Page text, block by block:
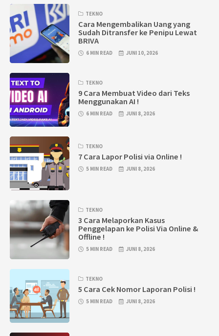
TEKNO
Cara Mengembalikan Uang yang
Sudah Ditransfer ke Penipu Lewat
BRIVA
6 MIN READ JUNI 10, 2026
TEKNO
9 Cara Membuat Video dari Teks
Menggunakan AI !
6 MIN READ JUNI 8, 2026
TEKNO
7 Cara Lapor Polisi via Online !
5 MIN READ JUNI 8, 2026
TEKNO
3 Cara Melaporkan Kasus
Penggelapan ke Polisi Via Online &
Offline !
5 MIN READ JUNI 8, 2026
TEKNO
5 Cara Cek Nomor Laporan Polisi !
5 MIN READ JUNI 8, 2026